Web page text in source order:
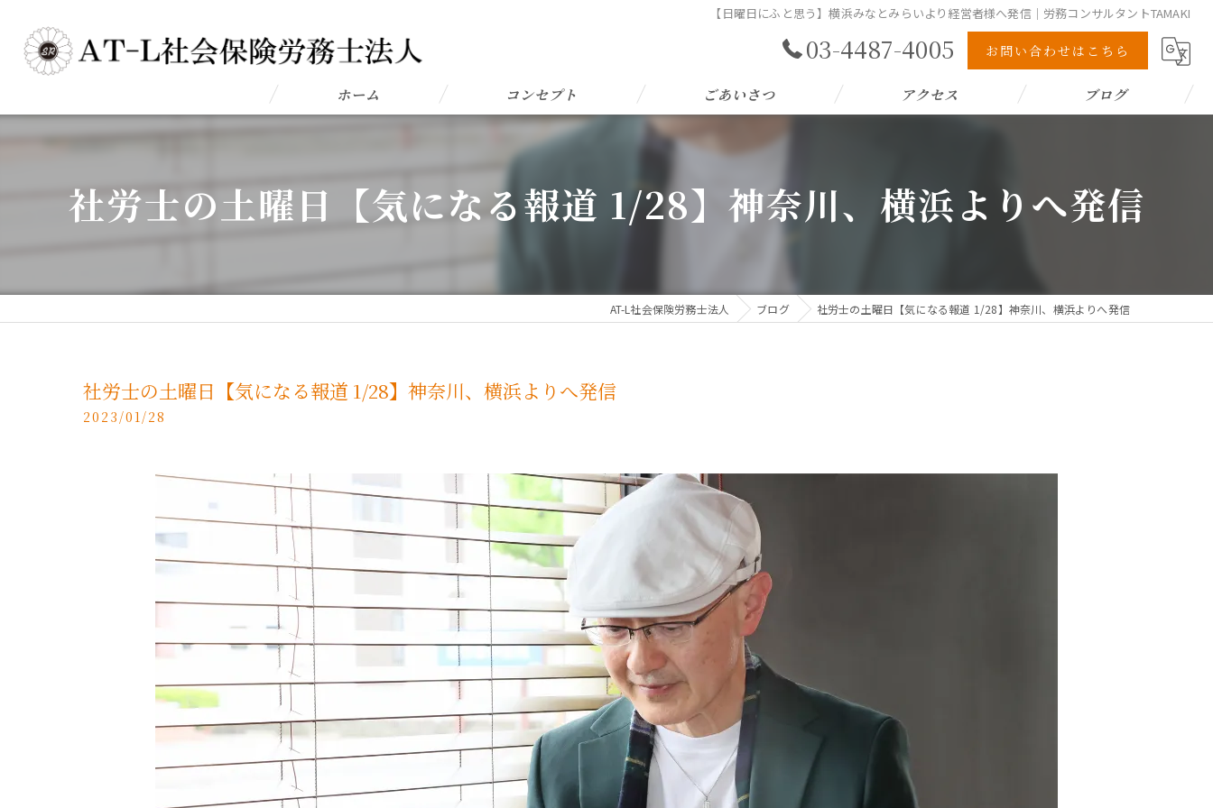
【日曜日にふと思う】横浜みなとみらいより経営者様へ発信｜労務コンサルタントTAMAKI
03-4487-4005 お問い合わせはこちら
ホーム コンセプト ごあいさつ アクセス ブログ
社労士の土曜日【気になる報道 1/28】神奈川、横浜よりへ発信
AT-L社会保険労務士法人 ブログ 社労士の土曜日【気になる報道 1/28】神奈川、横浜よりへ発信
社労士の土曜日【気になる報道 1/28】神奈川、横浜よりへ発信
2023/01/28